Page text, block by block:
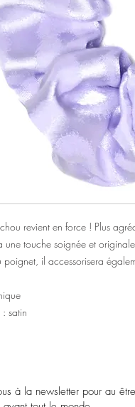
revient en force ! Plus
une touche soignée et
poignet, il accessorisera
satin
à la newsletter pour au